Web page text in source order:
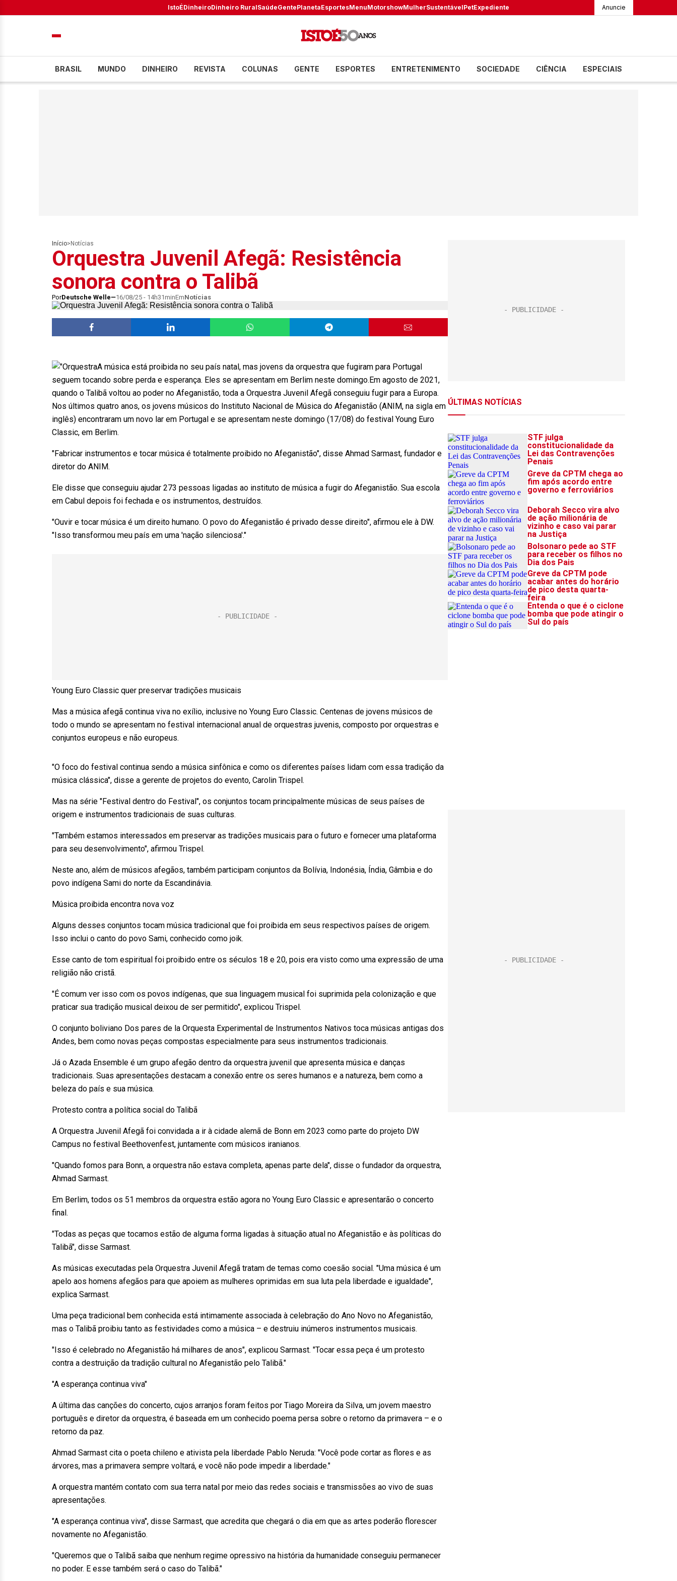
IstoÉDinheiroDinheiro RuralSaúdeGentePlanetaEsportesMenuMotorshowMulherSustentávelPetExpediente Anuncie
BRASIL MUNDO DINHEIRO REVISTA COLUNAS GENTE ESPORTES ENTRETENIMENTO SOCIEDADE CIÊNCIA ESPECIAIS
Início> Notícias
Orquestra Juvenil Afegã: Resistência
sonora contra o Talibã
PorDeutsche Welle 16/08/25 - 14h31minEmNotícias
A música está proibida no seu país natal, mas jovens da orquestra que fugiram para Portugal
seguem tocando sobre perda e esperança. Eles se apresentam em Berlim neste domingo.Em agosto de 2021,
quando o Talibã voltou ao poder no Afeganistão, toda a Orquestra Juvenil Afegã conseguiu fugir para a Europa.
Nos últimos quatro anos, os jovens músicos do Instituto Nacional de Música do Afeganistão (ANIM, na sigla em
inglês) encontraram um novo lar em Portugal e se apresentam neste domingo (17/08) do festival Young Euro
Classic, em Berlim.
"Fabricar instrumentos e tocar música é totalmente proibido no Afeganistão", disse Ahmad Sarmast, fundador e
diretor do ANIM.
Ele disse que conseguiu ajudar 273 pessoas ligadas ao instituto de música a fugir do Afeganistão. Sua escola
em Cabul depois foi fechada e os instrumentos, destruídos.
"Ouvir e tocar música é um direito humano. O povo do Afeganistão é privado desse direito", afirmou ele à DW.
"Isso transformou meu país em uma 'nação silenciosa'."
Young Euro Classic quer preservar tradições musicais
Mas a música afegã continua viva no exílio, inclusive no Young Euro Classic. Centenas de jovens músicos de
todo o mundo se apresentam no festival internacional anual de orquestras juvenis, composto por orquestras e
conjuntos europeus e não europeus.
"O foco do festival continua sendo a música sinfônica e como os diferentes países lidam com essa tradição da
música clássica", disse a gerente de projetos do evento, Carolin Trispel.
Mas na série "Festival dentro do Festival", os conjuntos tocam principalmente músicas de seus países de
origem e instrumentos tradicionais de suas culturas.
"Também estamos interessados em preservar as tradições musicais para o futuro e fornecer uma plataforma
para seu desenvolvimento", afirmou Trispel.
Neste ano, além de músicos afegãos, também participam conjuntos da Bolívia, Indonésia, Índia, Gâmbia e do
povo indígena Sami do norte da Escandinávia.
Música proibida encontra nova voz
Alguns desses conjuntos tocam música tradicional que foi proibida em seus respectivos países de origem.
Isso inclui o canto do povo Sami, conhecido como joik.
Esse canto de tom espiritual foi proibido entre os séculos 18 e 20, pois era visto como uma expressão de uma
religião não cristã.
"É comum ver isso com os povos indígenas, que sua linguagem musical foi suprimida pela colonização e que
praticar sua tradição musical deixou de ser permitido", explicou Trispel.
O conjunto boliviano Dos pares de la Orquesta Experimental de Instrumentos Nativos toca músicas antigas dos
Andes, bem como novas peças compostas especialmente para seus instrumentos tradicionais.
Já o Azada Ensemble é um grupo afegão dentro da orquestra juvenil que apresenta música e danças
tradicionais. Suas apresentações destacam a conexão entre os seres humanos e a natureza, bem como a
beleza do país e sua música.
Protesto contra a política social do Talibã
A Orquestra Juvenil Afegã foi convidada a ir à cidade alemã de Bonn em 2023 como parte do projeto DW
Campus no festival Beethovenfest, juntamente com músicos iranianos.
"Quando fomos para Bonn, a orquestra não estava completa, apenas parte dela", disse o fundador da orquestra,
Ahmad Sarmast.
Em Berlim, todos os 51 membros da orquestra estão agora no Young Euro Classic e apresentarão o concerto
final.
"Todas as peças que tocamos estão de alguma forma ligadas à situação atual no Afeganistão e às políticas do
Talibã", disse Sarmast.
As músicas executadas pela Orquestra Juvenil Afegã tratam de temas como coesão social. "Uma música é um
apelo aos homens afegãos para que apoiem as mulheres oprimidas em sua luta pela liberdade e igualdade",
explica Sarmast.
Uma peça tradicional bem conhecida está intimamente associada à celebração do Ano Novo no Afeganistão,
mas o Talibã proibiu tanto as festividades como a música – e destruiu inúmeros instrumentos musicais.
"Isso é celebrado no Afeganistão há milhares de anos", explicou Sarmast. "Tocar essa peça é um protesto
contra a destruição da tradição cultural no Afeganistão pelo Talibã."
"A esperança continua viva"
A última das canções do concerto, cujos arranjos foram feitos por Tiago Moreira da Silva, um jovem maestro
português e diretor da orquestra, é baseada em um conhecido poema persa sobre o retorno da primavera – e o
retorno da paz.
Ahmad Sarmast cita o poeta chileno e ativista pela liberdade Pablo Neruda: "Você pode cortar as flores e as
árvores, mas a primavera sempre voltará, e você não pode impedir a liberdade."
A orquestra mantém contato com sua terra natal por meio das redes sociais e transmissões ao vivo de suas
apresentações.
"A esperança continua viva", disse Sarmast, que acredita que chegará o dia em que as artes poderão florescer
novamente no Afeganistão.
"Queremos que o Talibã saiba que nenhum regime opressivo na história da humanidade conseguiu permanecer
no poder. E esse também será o caso do Talibã."